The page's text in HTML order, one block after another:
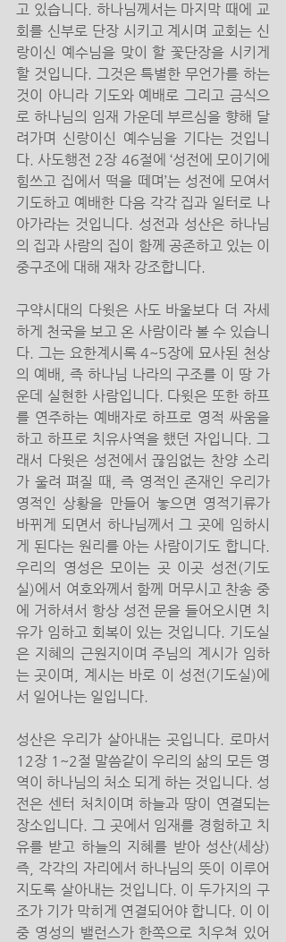
고 있습니다. 하나님께서는 마지막 때에 교
회를 신부로 단장 시키고 계시며 교회는 신
랑이신 예수님을 맞이 할 꽃단장을 시키게
할 것입니다. 그것은 특별한 무언가를 하는
것이 아니라 기도와 예배로 그리고 금식으
로 하나님의 임재 가운데 부르심을 향해 달
려가며 신랑이신 예수님을 기다는 것입니
다. 사도행전 2장 46절에 ‘성전에 모이기에
힘쓰고 집에서 떡을 떼며’는 성전에 모여서
기도하고 예배한 다음 각각 집과 일터로 나
아가라는 것입니다. 성전과 성산은 하나님
의 집과 사람의 집이 함께 공존하고 있는 이
중구조에 대해 재차 강조합니다.
구약시대의 다윗은 사도 바울보다 더 자세
하게 천국을 보고 온 사람이라 볼 수 있습니
다. 그는 요한계시록 4~5장에 묘사된 천상
의 예배, 즉 하나님 나라의 구조를 이 땅 가
운데 실현한 사람입니다. 다윗은 또한 하프
를 연주하는 예배자로 하프로 영적 싸움을
하고 하프로 치유사역을 했던 자입니다. 그
래서 다윗은 성전에서 끊임없는 찬양 소리
가 울려 펴질 때, 즉 영적인 존재인 우리가
영적인 상황을 만들어 놓으면 영적기류가
바뀌게 되면서 하나님께서 그 곳에 임하시
게 된다는 원리를 아는 사람이기도 합니다.
우리의 영성은 모이는 곳 이곳 성전(기도
실)에서 여호와께서 함께 머무시고 찬송 중
에 거하셔서 항상 성전 문을 들어오시면 치
유가 임하고 회복이 있는 것입니다. 기도실
은 지혜의 근원지이며 주님의 계시가 임하
는 곳이며, 계시는 바로 이 성전(기도실)에
서 일어나는 일입니다.
성산은 우리가 살아내는 곳입니다. 로마서
12장 1~2절 말씀같이 우리의 삶의 모든 영
역이 하나님의 처소 되게 하는 것입니다. 성
전은 센터 처치이며 하늘과 땅이 연결되는
장소입니다. 그 곳에서 임재를 경험하고 치
유를 받고 하늘의 지혜를 받아 성산(세상)
즉, 각각의 자리에서 하나님의 뜻이 이루어
지도록 살아내는 것입니다. 이 두가지의 구
조가 기가 막히게 연결되어야 합니다. 이 이
중 영성의 밸런스가 한쪽으로 치우쳐 있어